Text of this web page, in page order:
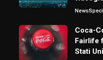
News
Coca-
Fairlife
Stati